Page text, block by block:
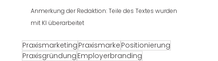
Anmerkung der Redaktion: Teile des Textes wurden
mit KI überarbeitet
Praxismarketing Praxismarke Positionierung
Praxisgründung Employerbranding